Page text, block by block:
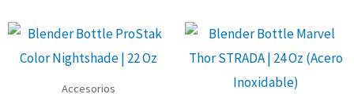
Accesorios